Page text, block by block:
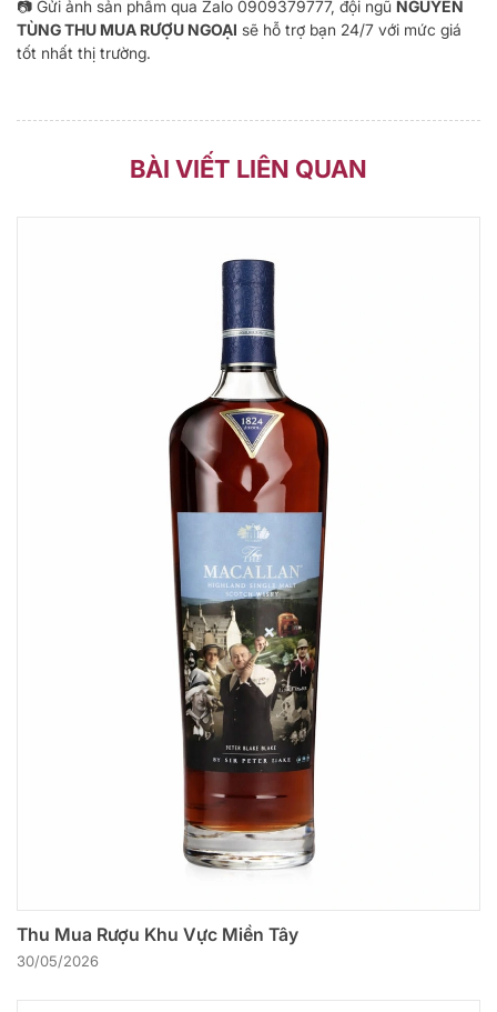
📷 Gửi ảnh sản phẩm qua Zalo 0909379777, đội ngũ NGUYÊN
TÙNG THU MUA RƯỢU NGOẠI sẽ hỗ trợ bạn 24/7 với mức giá
tốt nhất thị trường.
BÀI VIẾT LIÊN QUAN
Thu Mua Rượu Khu Vực Miền Tây
30/05/2026